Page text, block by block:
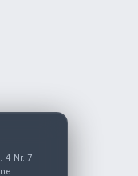
4 Nr. 7